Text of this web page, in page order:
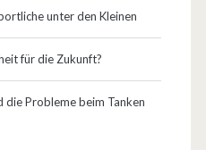
unter den Kleinen
für die Zukunft?
Probleme beim Tanken